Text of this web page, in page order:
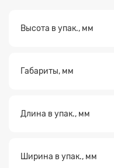
Высота в упак., мм
Габариты, мм
Длина в упак., мм
Ширина в упак., мм